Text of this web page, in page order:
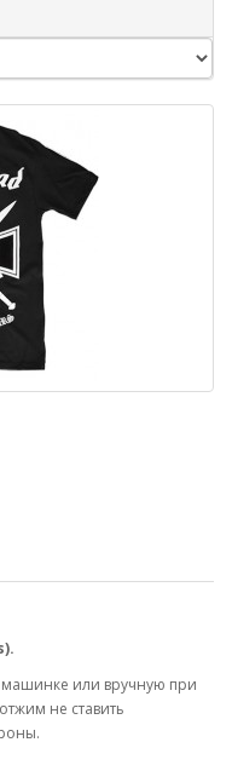
машинке или вручную при
не ставить